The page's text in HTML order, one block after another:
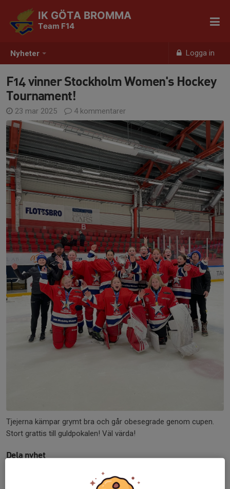
Nyheter Logga in
IK GÖTA BROMMA
Team F14
F14 vinner Stockholm Women's Hockey
Tournament!
23 mar 2025 4 kommentarer
Tjejerna kämpar grymt bra och går obesegrade genom cupen.
Stort grattis till guldpokalen! Väl värda!
Dela nyhet